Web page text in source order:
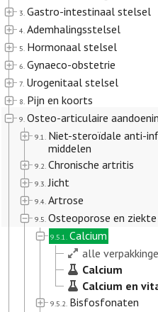
3. Gastro-intestinaal stelsel
4. Ademhalingsstelsel
5. Hormonaal stelsel
6. Gynaeco-obstetrie
7. Urogenitaal stelsel
8. Pijn en koorts
9. Osteo-articulaire
9.1. Niet-steroïdale anti-
middelen
9.2. Chronische artritis
9.3. Jicht
9.4. Artrose
9.5. Osteoporose en
9.5.1. Calcium
alle
Calcium
Calcium en
9.5.2. Bisfosfonaten